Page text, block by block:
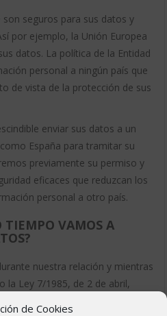
de Cookies
son seguros para sus datos y
por ejemplo, la Unión Europea
datos. La política de la Entidad
personal a ningún país que
de vista de la protección de sus
enviar sus datos a un
España para tramitar su
previamente su permiso y
eficaces que reduzcan los
personal a otro país.
VAMOS A
nuestra relación y mientras
la Ley 7/1985, de 2 de abril,